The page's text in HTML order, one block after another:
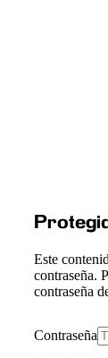
Este
contraseña.
contraseña
Contraseña